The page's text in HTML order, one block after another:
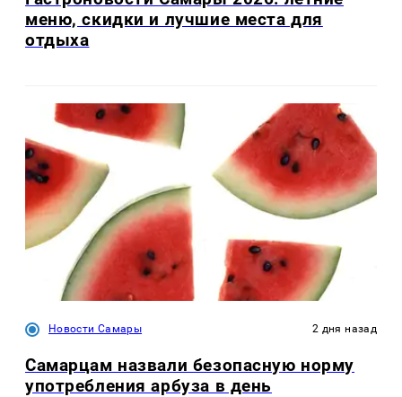
меню, скидки и лучшие места для
отдыха
Новости Самары 2 дня назад
Самарцам назвали безопасную норму
употребления арбуза в день